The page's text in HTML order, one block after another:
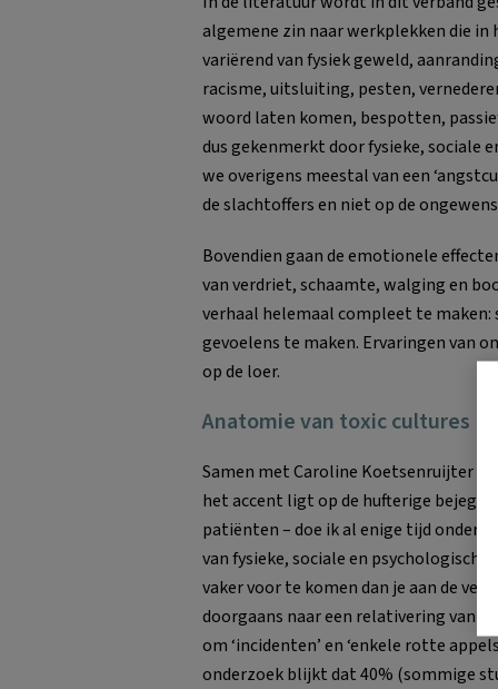
algemene zin naar werkplekken die
variërend van fysiek geweld,
racisme, uitsluiting, pesten,
woord laten komen, bespotten,
dus gekenmerkt door fysieke, sociale
we overigens meestal van een
de slachtoffers en niet op de
Bovendien gaan de emotionele
van verdriet, schaamte, walging en
verhaal helemaal compleet te
gevoelens te maken. Ervaringen van
op de loer.
Anatomie van toxic cultures
Samen met Caroline Koetsenruijter –
het accent ligt op de hufterige
patiënten – doe ik al enige tijd
van fysieke, sociale en
vaker voor te komen dan je aan de
doorgaans naar een relativering van
om ‘incidenten’ en ‘enkele rotte
onderzoek blijkt dat 40% (sommige